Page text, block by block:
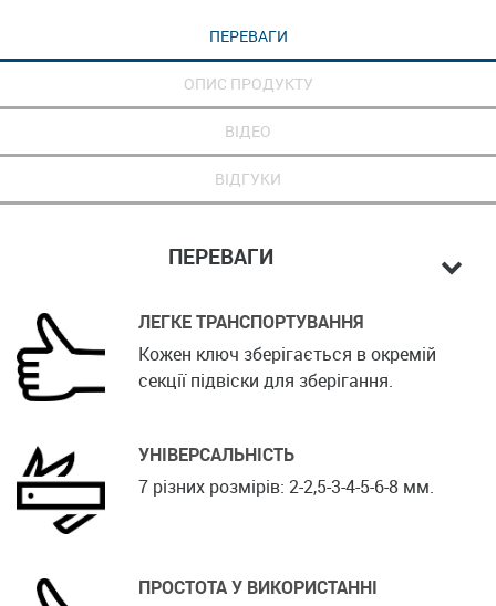
ПЕРЕВАГИ
ОПИС ПРОДУКТУ
ВІДЕО
ВІДГУКИ
ПЕРЕВАГИ
ЛЕГКЕ ТРАНСПОРТУВАННЯ
Кожен ключ зберігається в окремій
секції підвіски для зберігання.
УНІВЕРСАЛЬНІСТЬ
7 різних розмірів: 2-2,5-3-4-5-6-8 мм.
ПРОСТОТА У ВИКОРИСТАННІ